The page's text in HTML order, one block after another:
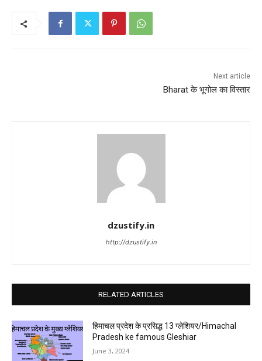
Next article
Bharat के भूगोल का विस्तार
dzustify.in
http://dzustify.in
RELATED ARTICLES
हिमाचल प्रदेश के प्रसिद्ध 13 ग्लेशियर/Himachal
Pradesh ke famous Gleshiar
June 3, 2024